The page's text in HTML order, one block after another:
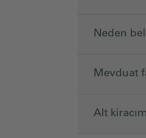
Neden
Mevduat
Alt